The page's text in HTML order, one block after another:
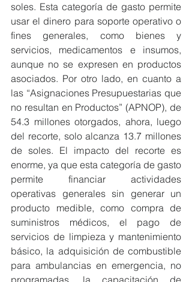
soles. Esta categoría de gasto permite
usar el dinero para soporte operativo o
fines generales, como bienes y
servicios, medicamentos e insumos,
aunque no se expresen en productos
asociados. Por otro lado, en cuanto a
las “Asignaciones Presupuestarias que
no resultan en Productos” (APNOP), de
54.3 millones otorgados, ahora, luego
del recorte, solo alcanza 13.7 millones
de soles. El impacto del recorte es
enorme, ya que esta categoría de gasto
permite financiar actividades
operativas generales sin generar un
producto medible, como compra de
suministros médicos, el pago de
servicios de limpieza y mantenimiento
básico, la adquisición de combustible
para ambulancias en emergencia, no
programadas, la capacitación de